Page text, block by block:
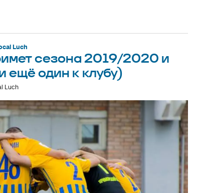
Luch
сезона 2019/2020 и
ещё один к клубу)
Luch